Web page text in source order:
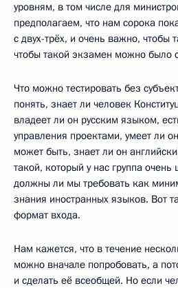
уровням, в том числе для
предполагаем, что нам сорока
с двух-трёх, и очень важно, чтобы
чтобы такой экзамен можно было
Что можно тестировать без
понять, знает ли человек
владеет ли он русским языком,
управления проектами, умеет ли
может быть, знает ли он
такой, который у нас группа
должны ли мы требовать как
знания иностранных языков. Вот
формат входа.
Нам кажется, что в течение
можно вначале попробовать, а
и сделать её всеобщей. Но если